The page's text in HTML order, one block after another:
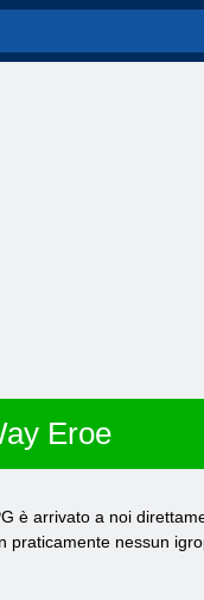
Eroe
è arrivato a noi
nessun